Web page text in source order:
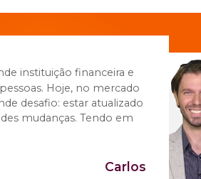
instituição financeira e
Hoje, no mercado
desafio: estar atualizado
mudanças. Tendo em
Carlos